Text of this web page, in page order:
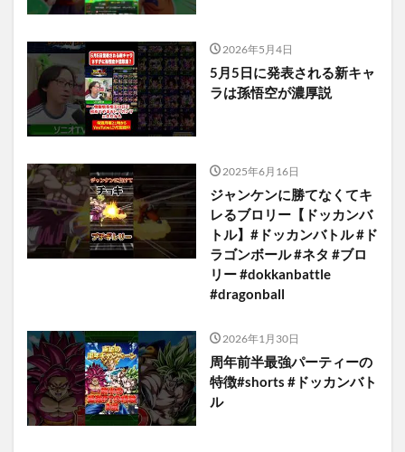
2026年5月4日
5月5日に発表される新キャ
ラは孫悟空が濃厚説
2025年6月16日
ジャンケンに勝てなくてキ
レるブロリー【ドッカンバ
トル】#ドッカンバトル #ド
ラゴンボール #ネタ #ブロ
リー #dokkanbattle
#dragonball
2026年1月30日
周年前半最強パーティーの
特徴#shorts #ドッカンバト
ル